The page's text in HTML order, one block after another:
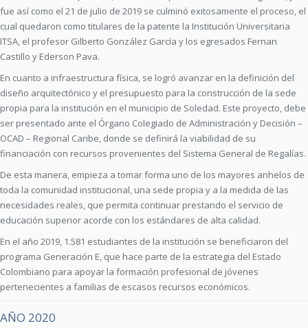
fue así como el 21 de julio de 2019 se culminó exitosamente el proceso, el
cual quedaron como titulares de la patente la Institución Universitaria
ITSA, el profesor Gilberto González García y los egresados Fernan
Castillo y Ederson Pava.
En cuanto a infraestructura física, se logró avanzar en la definición del
diseño arquitectónico y el presupuesto para la construcción de la sede
propia para la institución en el municipio de Soledad. Este proyecto, debe
ser presentado ante el Órgano Colegiado de Administración y Decisión –
OCAD – Regional Caribe, donde se definirá la viabilidad de su
financiación con recursos provenientes del Sistema General de Regalías.
De esta manera, empieza a tomar forma uno de los mayores anhelos de
toda la comunidad institucional, una sede propia y a la medida de las
necesidades reales, que permita continuar prestando el servicio de
educación superior acorde con los estándares de alta calidad.
En el año 2019, 1.581 estudiantes de la institución se beneficiaron del
programa Generación E, que hace parte de la estrategia del Estado
Colombiano para apoyar la formación profesional de jóvenes
pertenecientes a familias de escasos recursos económicos.
AÑO 2020